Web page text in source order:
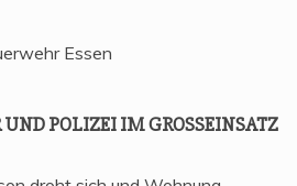
POLI­ZEI IM GROSSEINSATZ